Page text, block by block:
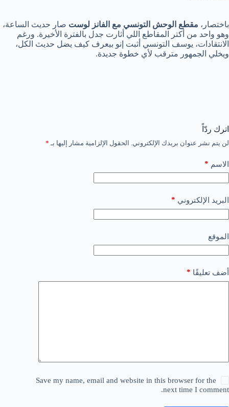
باختصار، مقطع الوحش التونسي مع الفانز لوست صار حديث الساعة،
وهو واحد من أكتر المقاطع اللي أثارت جدل بالفترة الأخيرة. ورغم
الانتقادات، يوسف التونسي أثبت إنو بيعرف كيف يضل حديث الكل،
ويخلي الجمهور مترقب لأي خطوة جديدة.
اترك ردّاً
لن يتم نشر عنوان بريدك الإلكتروني. الحقول الإلزامية مشار إليها بـ *
الاسم *
البريد الإلكتروني *
الموقع
أضف تعليقًا *
Save my name, email and website in this browser for the
next time I comment.